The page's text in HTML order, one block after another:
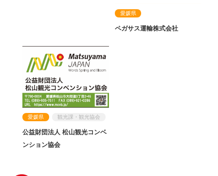
愛媛県
ペガサス運輸株式会社
愛媛県 観光課・観光協会
公益財団法人 松山観光コンベ
ンション協会